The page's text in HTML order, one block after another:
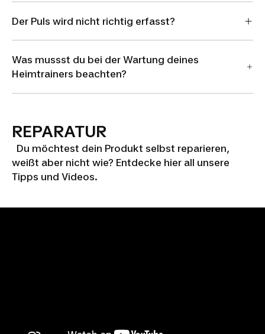
Der Puls wird nicht richtig erfasst?
Was mussst du bei der Wartung deines
Heimtrainers beachten?
REPARATUR
Du möchtest dein Produkt selbst reparieren,
weißt aber nicht wie? Entdecke hier all unsere
Tipps und Videos.